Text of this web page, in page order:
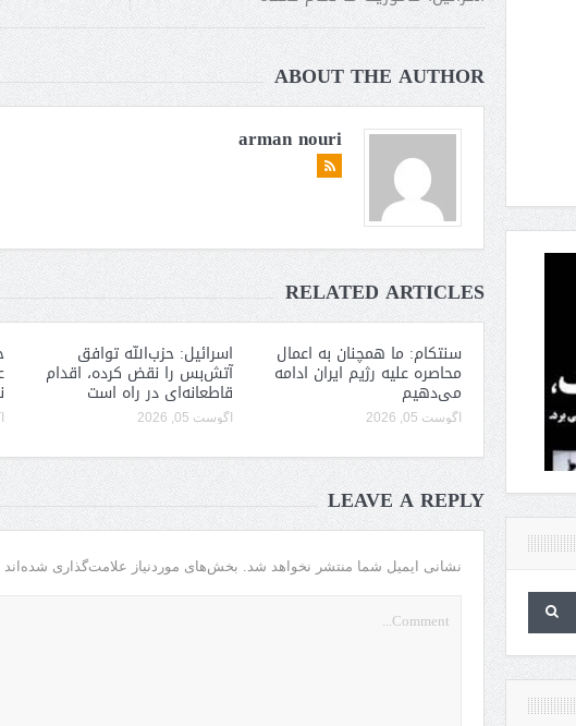
ABOUT THE AUTHOR
arman nouri
RELATED ARTICLES
سنتکام: ما همچنان به اعمال
محاصره علیه رژیم ایران ادامه
می‌دهیم
آگوست 05, 2026
اسرائیل: حزب‌الله توافق
آتش‌بس را نقض کرده، اقدام
قاطعانه‌ای در راه است
آگوست 05, 2026
LEAVE A REPLY
نشانی ایمیل شما منتشر نخواهد شد. بخش‌های موردنیاز علامت‌گذاری شده‌اند